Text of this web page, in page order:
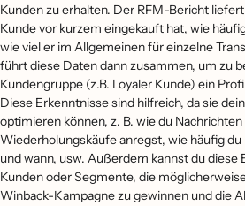
Kunden zu erhalten. Der RFM-Bericht
Kunde vor kurzem eingekauft hat, wie
wie viel er im Allgemeinen für einzelne
führt diese Daten dann zusammen, um zu
Kundengruppe (z.B. Loyaler Kunde) ein
Diese Erkenntnisse sind hilfreich, da sie
optimieren können, z. B. wie du
Wiederholungskäufe anregst, wie häufig
und wann, usw. Außerdem kannst du diese
Kunden oder Segmente, die
Winback-Kampagne zu gewinnen und die